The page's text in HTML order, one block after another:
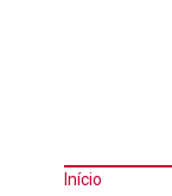
Início